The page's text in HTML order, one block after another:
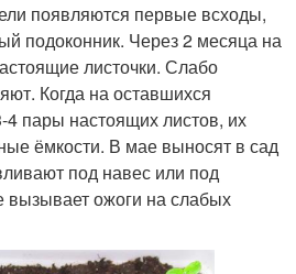
появляются первые всходы,
подоконник. Через 2 месяца на
листочки. Слабо
Когда на оставшихся
пары настоящих листов, их
ёмкости. В мае выносят в сад
под навес или под
вызывает ожоги на слабых